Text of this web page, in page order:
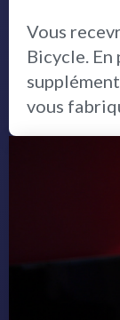
Vous
Bicycle. En
vous